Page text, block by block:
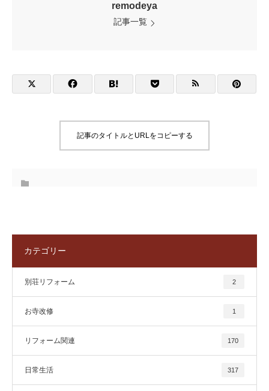
remodeya
記事一覧
記事のタイトルとURLをコピーする
カテゴリー
別荘リフォーム 2
お寺改修 1
リフォーム関連 170
日常生活 317